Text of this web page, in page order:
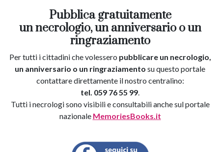
Pubblica gratuitamente
un necrologio, un anniversario o un
ringraziamento
Per tutti i cittadini che volessero pubblicare un necrologio,
un anniversario o un ringraziamento su questo portale
contattare direttamente il nostro centralino:
tel. 059 76 55 99.
Tutti i necrologi sono visibili e consultabili anche sul portale
nazionale MemoriesBooks.it